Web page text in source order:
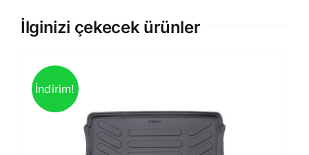
İlginizi çekecek ürünler
İndirim!